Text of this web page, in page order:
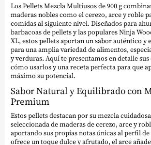
Los Pellets Mezcla Multiusos de 900 g
maderas nobles como el cerezo, arce y roble
comidas al siguiente nivel. Diseñados para
barbacoas de pellets y las populares Ninja
XL, estos pellets aportan un sabor auténtico y
para una amplia variedad de alimentos,
y verduras. Aquí te presentamos en detalle
cómo usarlos y una receta perfecta para que
máximo su potencial.
Sabor Natural y Equilibrado con
Premium
Estos pellets destacan por su mezcla
seleccionada de maderas de cerezo, arce y
aportando sus propias notas únicas al perfil de
ofrece un toque dulce y afrutado, el arce